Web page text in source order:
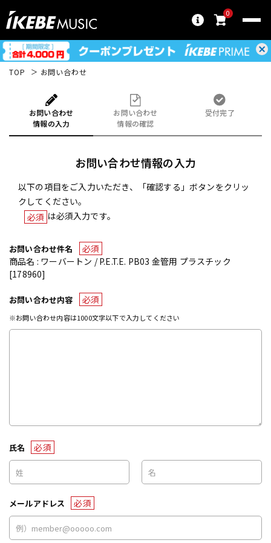
0
TOP お問い合わせ
お問い合わせ
情報の入力
お問い合わせ
情報の確認
受付完了
お問い合わせ情報の入力
以下の項目をご入力いただき、「確認する」ボタンをクリッ
クしてください。
必須 は必須入力です。
お問い合わせ件名
必須
商品名 : ワーバートン / P.E.T.E. PB03 金管用 プラスチック
[178960]
お問い合わせ内容 必須
※お問い合わせ内容は1000文字以下で入力してください
氏名 必須
メールアドレス 必須